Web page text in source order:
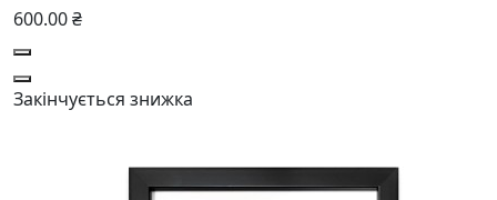
600.00 ₴
Закінчується знижка